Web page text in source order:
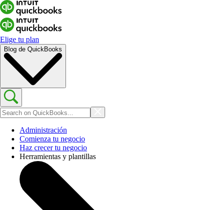
Elige tu plan
Blog de QuickBooks
Administración
Comienza tu negocio
Haz crecer tu negocio
Herramientas y plantillas